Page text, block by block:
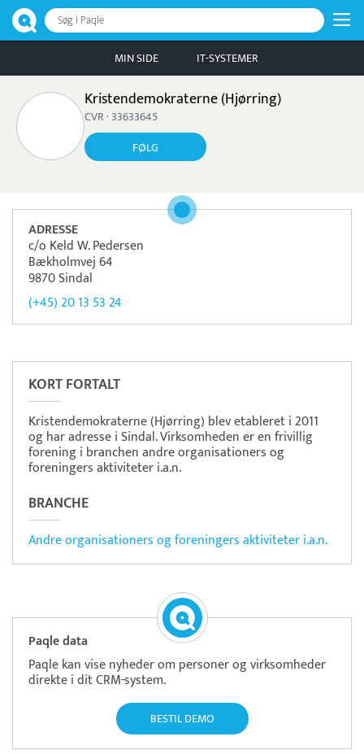
Søg i Paqle
MIN SIDE IT-SYSTEMER
Kristendemokraterne (Hjørring)
CVR · 33633645
FØLG
ADRESSE
c/o Keld W. Pedersen
Bækholmvej 64
9870 Sindal
(+45) 20 13 53 24
KORT FORTALT
Kristendemokraterne (Hjørring) blev etableret i 2011
og har adresse i Sindal. Virksomheden er en frivillig
forening i branchen andre organisationers og
foreningers aktiviteter i.a.n.
BRANCHE
Andre organisationers og foreningers aktiviteter i.a.n.
Paqle data
Paqle kan vise nyheder om personer og virksomheder
direkte i dit CRM-system.
BESTIL DEMO